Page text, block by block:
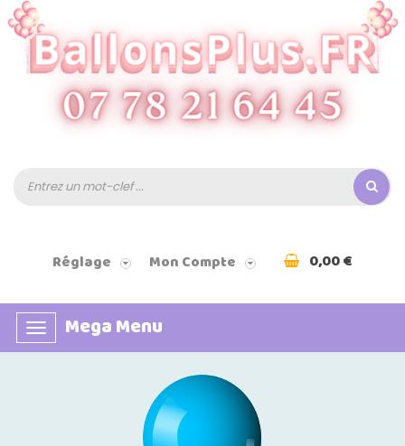
Réglage Mon Compte 0,00 €
Basculer
la
Mega Menu